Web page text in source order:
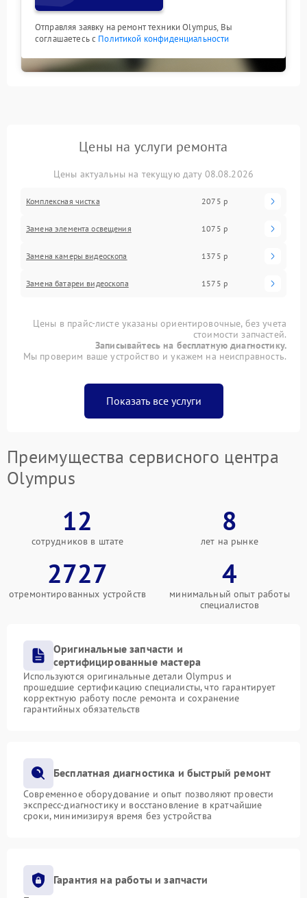
Отправляя заявку на ремонт техники Olympus, Вы
соглашаетесь с Политикой конфиденциальности
Цены на услуги ремонта
Цены актуальны на текущую дату 08.08.2026
Комплексная чистка 2075 р
Замена элемента освещения 1075 р
Замена камеры видеоскопа 1375 р
Замена батареи видеоскопа 1575 р
Цены в прайс-листе указаны ориентировочные, без учета
стоимости запчастей.
Записывайтесь на бесплатную диагностику.
Мы проверим ваше устройство и укажем на неисправность.
Показать все услуги
Преимущества сервисного центра
Olympus
12
сотрудников в штате
8
лет на рынке
2727
отремонтированных устройств
4
минимальный опыт работы
специалистов
Оригинальные запчасти и
сертифицированные мастера
Используются оригинальные детали Olympus и
прошедшие сертификацию специалисты, что гарантирует
корректную работу после ремонта и сохранение
гарантийных обязательств
Бесплатная диагностика и быстрый ремонт
Современное оборудование и опыт позволяют провести
экспресс-диагностику и восстановление в кратчайшие
сроки, минимизируя время без устройства
Гарантия на работы и запчасти